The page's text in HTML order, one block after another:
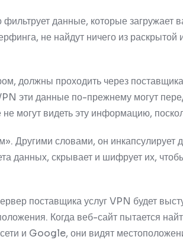
фильтрует данные, которые загружает
не найдут ничего из
должны проходить через
эти данные по-прежнему могут
могут видеть эту информацию,
Другими словами, он инкапсулирует
данных, скрывает и шифрует их,
поставщика услуг VPN будет
Когда веб-сайт пытается
и Google, они видят